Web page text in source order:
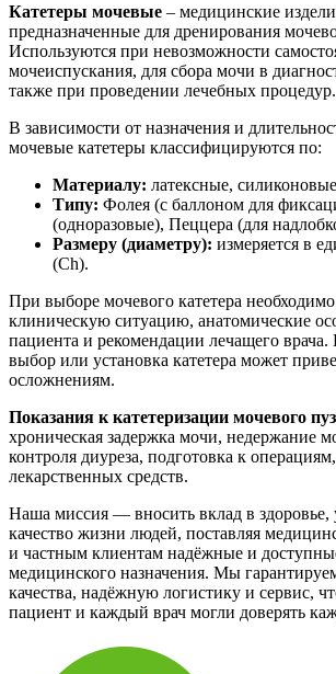
Катетеры мочевые – медицинские
предназначенные для дренирования
Используются при невозможности
мочеиспускания, для сбора мочи в
также при проведении лечебных процедур.
В зависимости от назначения и
мочевые катетеры классифицируются по:
Материалу: латексные,
Типу: Фолея (с баллоном для
(одноразовые), Пеццера (для
Размеру (диаметру): измеряется в
(Ch).
При выборе мочевого катетера
клиническую ситуацию, анатомические
пациента и рекомендации лечащего
выбор или установка катетера может
осложнениям.
Показания к катетеризации мочевого
хроническая задержка мочи, недержание
контроля диуреза, подготовка к
лекарственных средств.
Наша миссия — вносить вклад в здоровье,
качество жизни людей, поставляя
и частным клиентам надёжные и
медицинского назначения. Мы
качества, надёжную логистику и сервис,
пациент и каждый врач могли доверять